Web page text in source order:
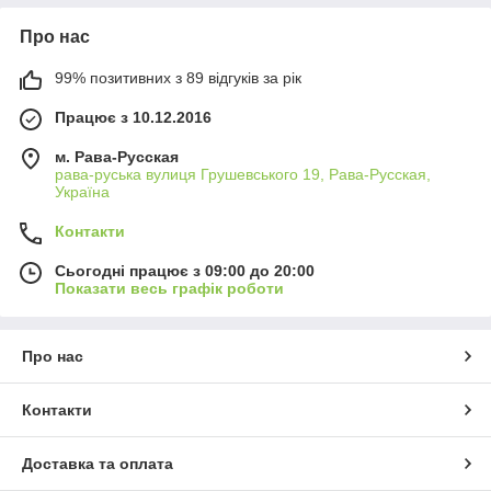
Про нас
99% позитивних з 89 відгуків за рік
Працює з 10.12.2016
м. Рава-Русская
рава-руська вулиця Грушевського 19, Рава-Русская,
Україна
Контакти
Сьогодні працює з 09:00 до 20:00
Показати весь графік роботи
Про нас
Контакти
Доставка та оплата